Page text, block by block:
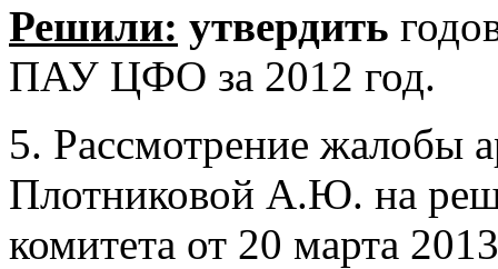
Решили: утвердить
ПАУ ЦФО за 2012 год.
5. Рассмотрение жалобы
Плотниковой А.Ю. на
комитета от 20 марта